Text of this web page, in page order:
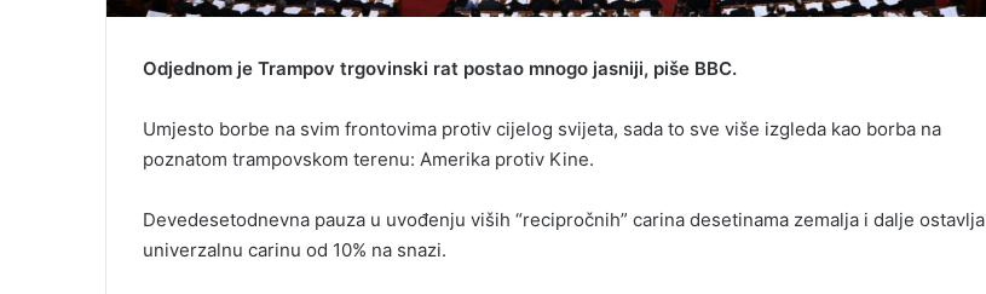
Odjednom je Trampov trgovinski rat postao mnogo jasniji, piše BBC.
Umjesto borbe na svim frontovima protiv cijelog svijeta, sada to sve više izgleda kao borba na
poznatom trampovskom terenu: Amerika protiv Kine.
Devedesetodnevna pauza u uvođenju viših “recipročnih” carina desetinama zemalja i dalje ostavlja
univerzalnu carinu od 10% na snazi.